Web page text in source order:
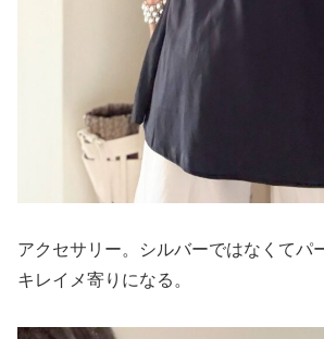
アクセサリー。シルバーではなくてパ
キレイメ寄りになる。